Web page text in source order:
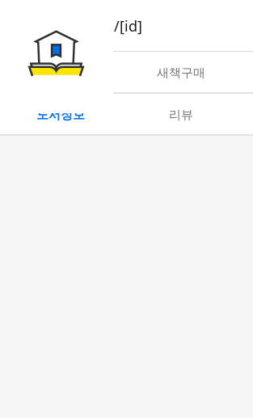
book/rent/[id]
대여 새책구매
도서정보 리뷰